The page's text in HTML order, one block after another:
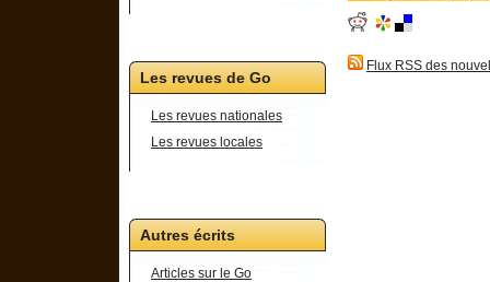
Les revues de Go
Les revues nationales
Les revues locales
Autres écrits
Articles sur le Go
Flux RSS des